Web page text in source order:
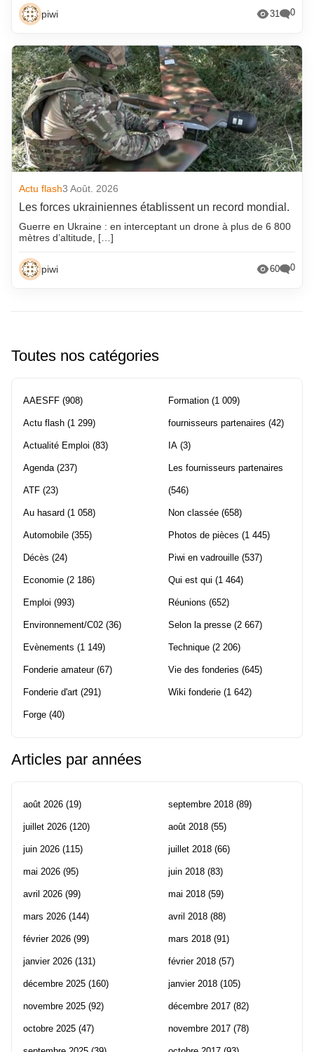
piwi 31 0
Actu flash3 Août. 2026
Les forces ukrainiennes établissent un record mondial.
Guerre en Ukraine : en interceptant un drone à plus de 6 800
mètres d’altitude, […]
piwi 60 0
Toutes nos catégories
AAESFF (908)
Actu flash (1 299)
Actualité Emploi (83)
Agenda (237)
ATF (23)
Au hasard (1 058)
Automobile (355)
Décès (24)
Economie (2 186)
Emploi (993)
Environnement/C02 (36)
Evènements (1 149)
Fonderie amateur(67)
Fonderie d'art (291)
Forge (40)
Formation (1 009)
fournisseurs partenaires (42)
IA (3)
Les fournisseurs partenaires
(546)
Non classée (658)
Photos de pièces (1 445)
Piwi en vadrouille (537)
Qui est qui (1 464)
Réunions (652)
Selon la presse (2 667)
Technique (2 206)
Vie des fonderies (645)
Wiki fonderie (1 642)
Articles par années
août 2026 (19)
juillet 2026 (120)
juin 2026 (115)
mai 2026 (95)
avril 2026 (99)
mars 2026 (144)
février 2026 (99)
janvier 2026 (131)
décembre 2025 (160)
novembre 2025 (92)
octobre 2025 (47)
septembre 2018 (89)
août 2018 (55)
juillet 2018 (66)
juin 2018 (83)
mai 2018 (59)
avril 2018 (88)
mars 2018 (91)
février 2018 (57)
janvier 2018 (105)
décembre 2017 (82)
novembre 2017 (78)